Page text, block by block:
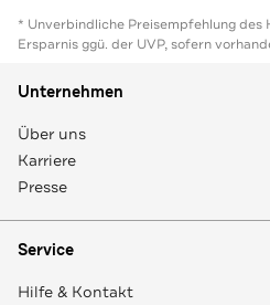
* Unverbindliche Preisempfehlung des
Ersparnis ggü. der UVP, sofern
Unternehmen
Über uns
Karriere
Presse
Service
Hilfe & Kontakt